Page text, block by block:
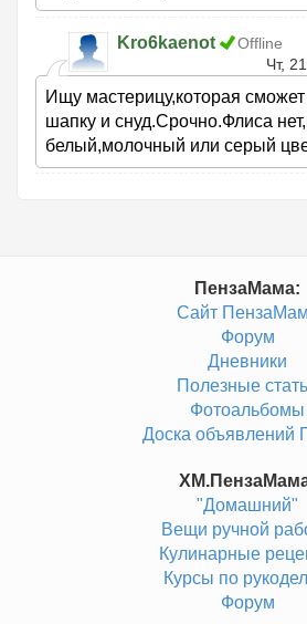
Kro6kaenot
Offline
Чт,
Ищу мастерицу,которая
шапку и снуд.Срочно.Флиса
белый,молочный или серый
ПензаМама:
Сайт
Форум
Дневники
Полезные
Фотоальбомы
Доска объявлений
"Домашний"
Вещи ручной
Кулинарные
Курсы по
Форум